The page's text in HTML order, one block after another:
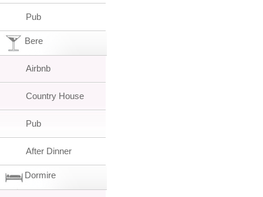
Pub
Bere
Airbnb
Country House
Pub
After Dinner
Dormire